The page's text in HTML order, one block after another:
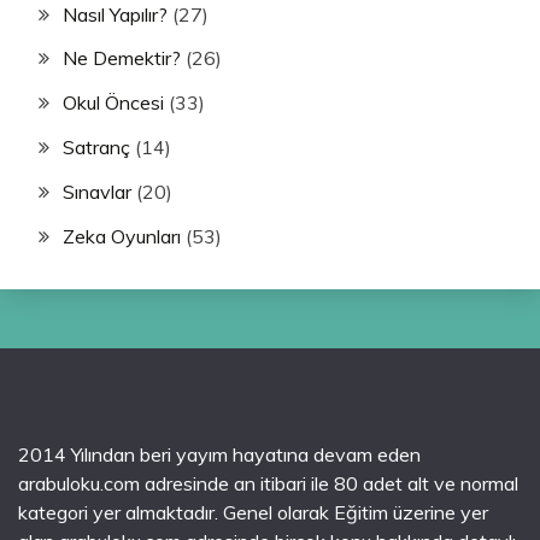
Nasıl Yapılır? (27)
Ne Demektir? (26)
Okul Öncesi (33)
Satranç (14)
Sınavlar(20)
Zeka Oyunları (53)
2014 Yılından beri yayım hayatına devam eden
arabuloku.com adresinde an itibari ile 80 adet alt ve normal
kategori yer almaktadır. Genel olarak Eğitim üzerine yer